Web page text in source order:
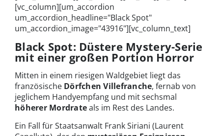
[vc_column][um_accordion
um_accordion_headline="Black Spot"
um_accordion_image="43916"][vc_column_text]
Black Spot: Düstere Mystery-Serie
mit einer großen Portion Horror
Mitten in einem riesigen Waldgebiet liegt das
französische Dörfchen Villefranche, fernab von
jeglichem Handyempfang und mit sechsmal
höherer Mordrateals im Rest des Landes.
Ein Fall für Staatsanwalt Frank Siriani (Laurent